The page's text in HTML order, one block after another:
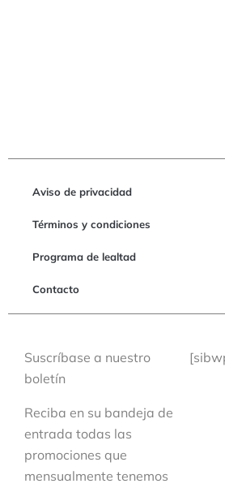
Aviso de privacidad
Términos y condiciones
Programa de lealtad
Contacto
Suscríbase a nuestro
boletín
Reciba en su bandeja de
entrada todas las
promociones que
mensualmente tenemos